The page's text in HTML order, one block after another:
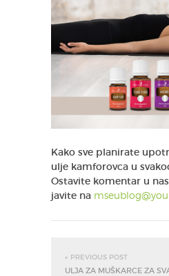
Kako sve planirate
ulje kamforovca u
Ostavite komentar u
javite na
« PREVIOUS POST
ULJA ZA MUŠKARCE ZA